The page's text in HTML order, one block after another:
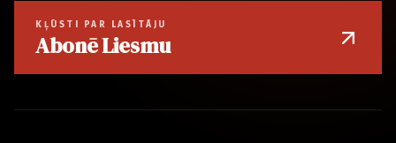
KĻŪSTI PAR LASĪTĀJU
Abonē Liesmu